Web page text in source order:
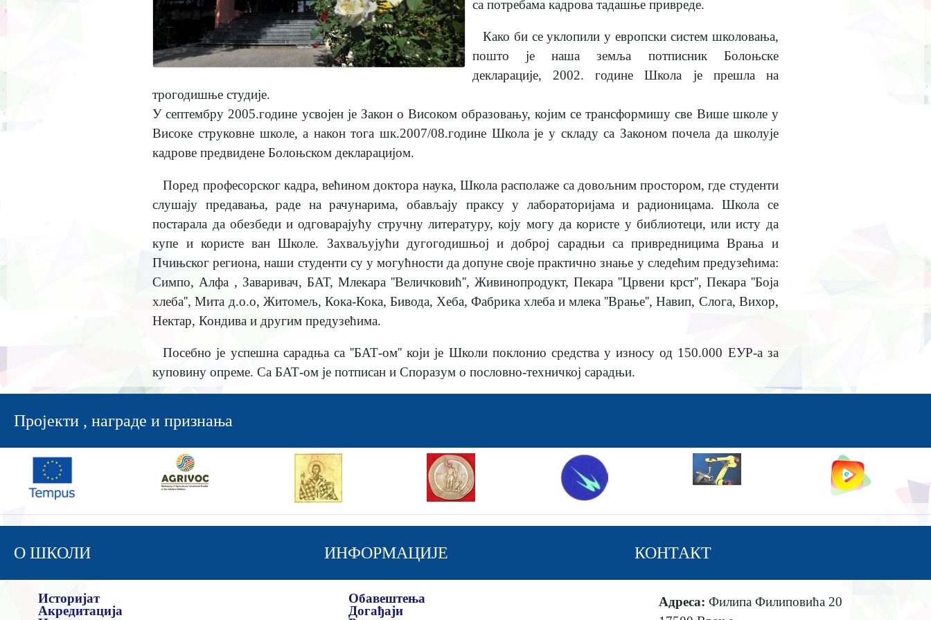
са потребама кадрова тадашње привреде.
Како би се уклопили у европски систем школовања,
пошто је наша земља потписник Болоњске
декларације, 2002. године Школа је прешла на
трогодишње студије.
У септембру 2005.године усвојен је Закон о Високом образовању, којим се трансформишу све Више школе у
Високе струковне школе, а након тога шк.2007/08.године Школа је у складу са Законом почела да школује
кадрове предвидене Болоњском декларацијом.
Поред професорског кадра, већином доктора наука, Школа располаже са довољним простором, где студенти
слушају предавања, раде на рачунарима, обављају праксу у лабораторијама и радионицама. Школа се
постарала да обезбеди и одговарајућу стручну литературу, коју могу да користе у библиотеци, или исту да
купе и користе ван Школе. Захваљујући дугогодишњој и доброј сарадњи са привредницима Врања и
Пчињског региона, наши студенти су у могућности да допуне своје практично знање у следећим предузећима:
Симпо, Алфа , Заваривач, БАТ, Млекара ''Величковић'', Живинопродукт, Пекара ''Црвени крст'', Пекара ''Боја
хлеба'', Мита д.о.о, Житомељ, Кока-Кока, Бивода, Хеба, Фабрика хлеба и млека ''Врање'', Навип, Слога, Вихор,
Нектар, Кондива и другим предузећима.
Посебно је успешна сарадња са ''БАТ-ом'' који је Школи поклонио средства у износу од 150.000 ЕУР-а за
куповину опреме. Са БАТ-ом је потписан и Споразум о пословно-техничкој сарадњи.
Пројекти , награде и признања
О ШКОЛИ
Историјат
Акредитација
ИНФОРМАЦИЈЕ
Обавештења
Догађаји
КОНТАКТ
Адреса: Филипа Филиповића 20